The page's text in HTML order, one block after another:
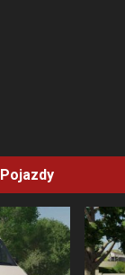
Pojazdy